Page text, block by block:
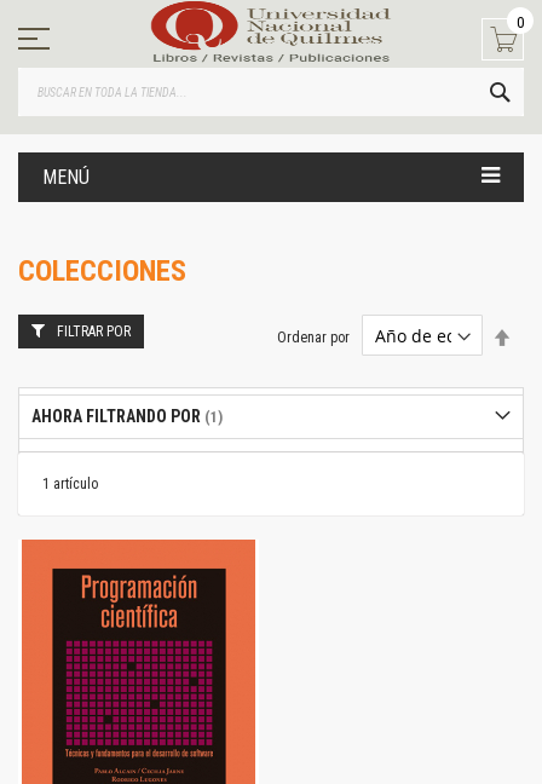
contenido
0
MENÚ
COLECCIONES
1 artículo
Ordenar por
FILTRAR POR
AHORA FILTRANDO POR